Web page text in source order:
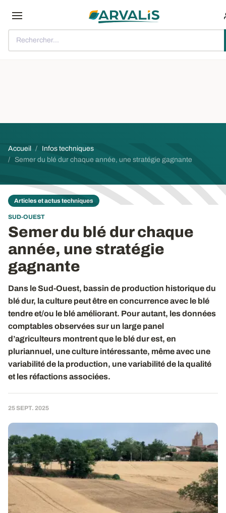
Rechercher...
Fil d'Ariane
Accueil
Infos techniques
Semer du blé dur chaque année, une stratégie gagnante
Articles et actus techniques
SUD-OUEST
Semer du blé dur chaque
année, une stratégie
gagnante
Dans le Sud-Ouest, bassin de production historique du
blé dur, la culture peut être en concurrence avec le blé
tendre et/ou le blé améliorant. Pour autant, les données
comptables observées sur un large panel
d’agriculteurs montrent que le blé dur est, en
pluriannuel, une culture intéressante, même avec une
variabilité de la production, une variabilité de la qualité
et les réfactions associées.
25 SEPT. 2025